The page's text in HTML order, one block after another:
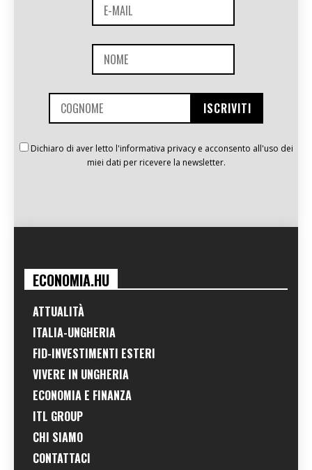
Dichiaro di aver letto l'informativa privacy e acconsento all'uso dei
miei dati per ricevere la newsletter.
ECONOMIA.HU
ATTUALITÀ
ITALIA-UNGHERIA
FID-INVESTIMENTI ESTERI
VIVERE IN UNGHERIA
ECONOMIA E FINANZA
ITL GROUP
CHI SIAMO
CONTATTACI